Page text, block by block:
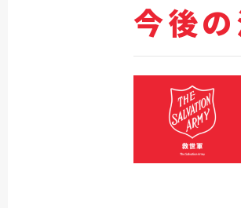
今後